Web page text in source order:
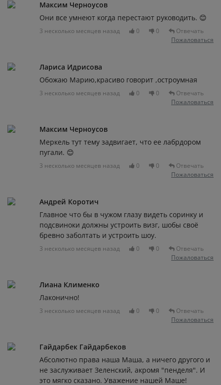
Максим Черноусов
Они все умнеют когда перестают руководить. 😊
3 несколько месяцев назад 0 0
Отвечать
Пожаловаться
Лариса Идрисова
Обожаю Марию,красиво говорит ,остроумная
3 несколько месяцев назад 0 0
Отвечать
Пожаловаться
Максим Черноусов
Меркель тут тему задвигает, что ее лабрдором
пугали. 😊
3 несколько месяцев назад 0 0
Отвечать
Пожаловаться
Андрей Коротич
Главное что бы в чужом глазу видеть соринку и
подсвиноки должны устроить визг, шобы своё
бревно заболтать и устроить шоу.
3 несколько месяцев назад 0 0
Отвечать
Пожаловаться
Лиана Клименко
Лаконично!
3 несколько месяцев назад 0 0
Отвечать
Пожаловаться
Гайдарбек Гайдарбеков
Абсолютно права наша Маша, а ничего другого и
не заслуживает Зеленский, акромя "пенделя". И
это мягко сказано. Уважение нашей Маше!